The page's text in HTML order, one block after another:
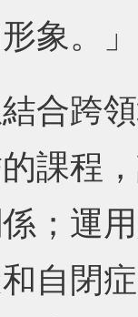
象。」
合跨
課程
；運
自閉